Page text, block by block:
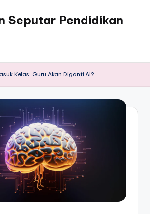
Seputar Pendidikan
Kelas: Guru Akan Diganti AI?